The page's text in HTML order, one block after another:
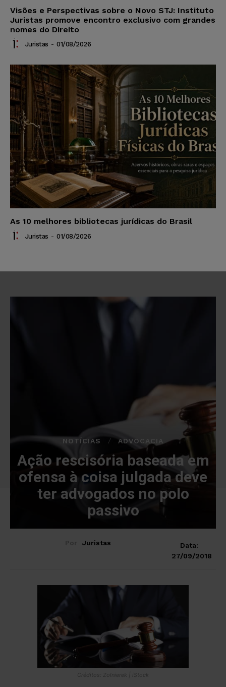
Visões e Perspectivas sobre o Novo STJ: Instituto
Juristas promove encontro exclusivo com grandes
nomes do Direito
Juristas - 01/08/2026
As 10 melhores bibliotecas jurídicas do Brasil
Juristas - 01/08/2026